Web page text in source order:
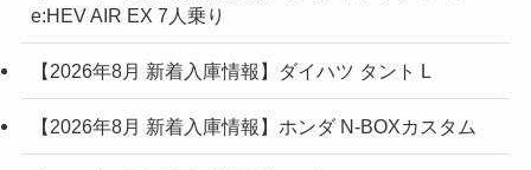
e:HEV AIR EX 7人乗り
【2026年8月 新着入庫情報】ダイハツ タント L
【2026年8月 新着入庫情報】ホンダ N-BOXカスタム